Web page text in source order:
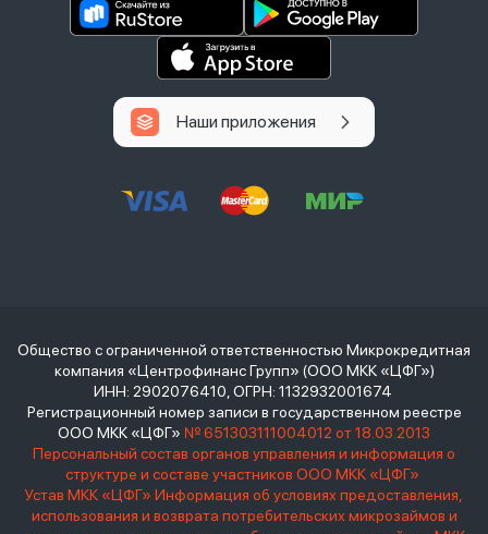
Наши приложения
Общество с ограниченной ответственностью Микрокредитная
компания «Центрофинанс Групп» (ООО МКК «ЦФГ»)
ИНН: 2902076410, ОГРН: 1132932001674
Регистрационный номер записи в государственном реестре
ООО МКК «ЦФГ» № 651303111004012 от 18.03.2013
Персональный состав органов управления и информация о
структуре и составе участников ООО МКК «ЦФГ»
Устав МКК «ЦФГ» Информация об условиях предоставления,
использования и возврата потребительских микрозаймов и